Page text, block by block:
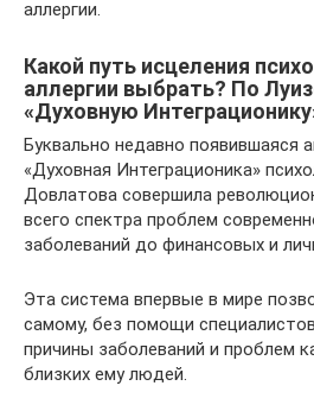
аллергии.
Какой путь исцеления
аллергии выбрать? По
«Духовную
Буквально недавно появившаяся
«Духовная Интеграционика»
Довлатова совершила
всего спектра проблем
заболеваний до финансовых и
Эта система впервые в мире
самому, без помощи
причины заболеваний и проблем
близких ему людей.